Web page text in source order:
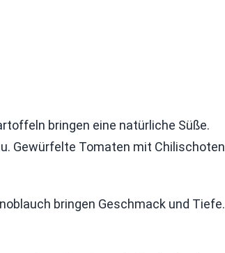
bringen eine natürliche Süße.
Gewürfelte Tomaten mit Chilischoten
bringen Geschmack und Tiefe.